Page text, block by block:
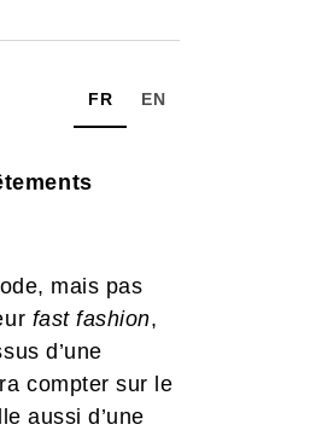
FR EN
mais pas
fast fashion,
d’une
compter sur le
aussi d’une